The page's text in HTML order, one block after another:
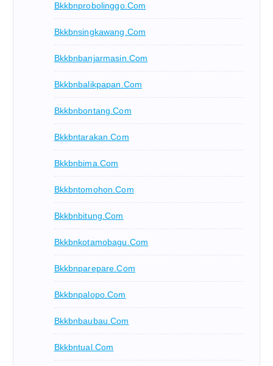
Bkkbnprobolinggo.com
Bkkbnsingkawang.com
Bkkbnbanjarmasin.com
Bkkbnbalikpapan.com
Bkkbnbontang.com
Bkkbntarakan.com
Bkkbnbima.com
Bkkbntomohon.com
Bkkbnbitung.com
Bkkbnkotamobagu.com
Bkkbnparepare.com
Bkkbnpalopo.com
Bkkbnbaubau.com
Bkkbntual.com